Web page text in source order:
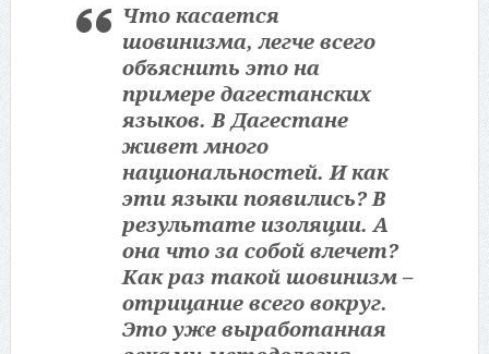
Что касается
шовинизма, легче всего
объяснить это на
примере дагестанских
языков. В Дагестане
живет много
национальностей. И как
эти языки появились? В
результате изоляции. А
она что за собой влечет?
Как раз такой шовинизм –
отрицание всего вокруг.
Это уже выработанная